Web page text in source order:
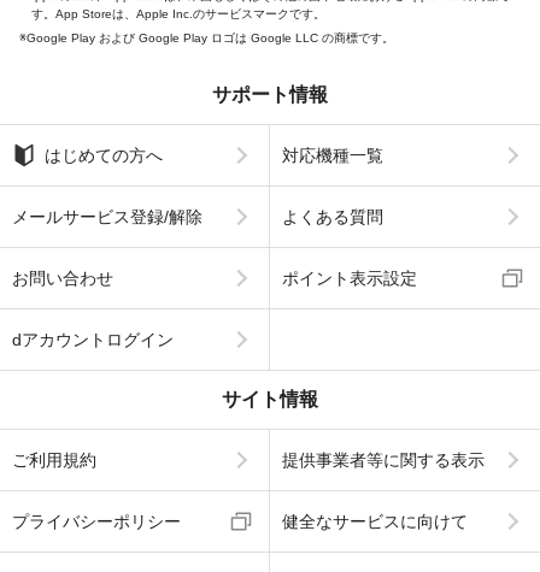
す。App Storeは、Apple Inc.のサービスマークです。
Google Play および Google Play ロゴは Google LLC の商標です。
サポート情報
はじめての方へ 対応機種一覧
メールサービス登録/解除 よくある質問
お問い合わせ ポイント表示設定
dアカウントログイン
サイト情報
ご利用規約 提供事業者等に関する表示
プライバシーポリシー 健全なサービスに向けて